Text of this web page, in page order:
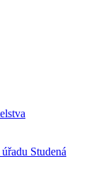
Studená